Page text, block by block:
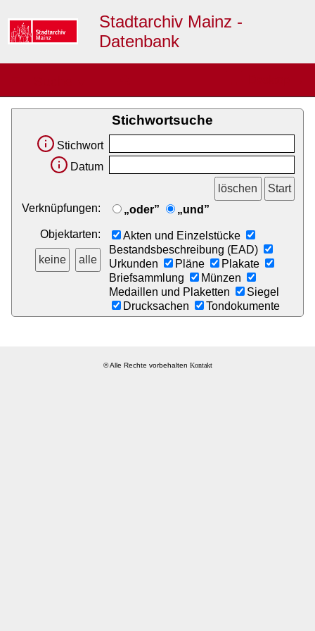
Stadtarchiv Mainz -
Datenbank
Stichwortsuche
Stichwort
Datum
Verknüpfungen: „oder” „und”
Objektarten:
Akten und Einzelstücke
Bestandsbeschreibung (EAD)
Urkunden
Pläne
Plakate
Briefsammlung
Münzen
Medaillen und Plaketten
Siegel
Drucksachen
Tondokumente
© Alle Rechte vorbehalten Kontakt